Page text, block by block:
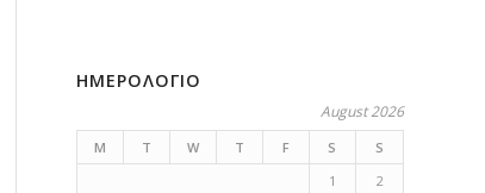
ΗΜΕΡΟΛΟΓΙΟ
August 2026
M T W T F S
S
1
2